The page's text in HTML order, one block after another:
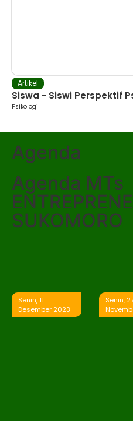
Artikel
Siswa - Siswi Perspektif
Psikologi
Agenda
Agenda MTs
SUKOMORO
Senin, 11
Desember 2023
Senin,